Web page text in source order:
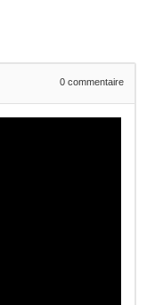
0 commentaire